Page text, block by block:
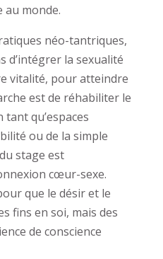
au monde.
néo-tantriques,
d’intégrer la sexualité
vitalité, pour atteindre
est de réhabiliter le
qu’espaces
ou de la simple
stage est
cœur-sexe.
que le désir et le
fins en soi, mais des
de conscience